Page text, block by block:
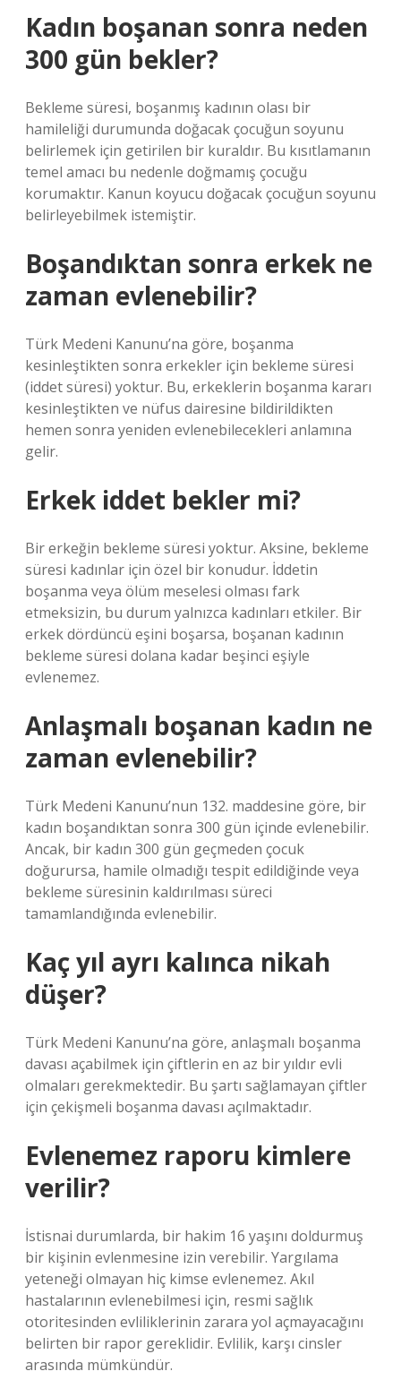
Kadın boşanan sonra neden
300 gün bekler?
Bekleme süresi, boşanmış kadının olası bir
hamileliği durumunda doğacak çocuğun soyunu
belirlemek için getirilen bir kuraldır. Bu kısıtlamanın
temel amacı bu nedenle doğmamış çocuğu
korumaktır. Kanun koyucu doğacak çocuğun soyunu
belirleyebilmek istemiştir.
Boşandıktan sonra erkek ne
zaman evlenebilir?
Türk Medeni Kanunu’na göre, boşanma
kesinleştikten sonra erkekler için bekleme süresi
(iddet süresi) yoktur. Bu, erkeklerin boşanma kararı
kesinleştikten ve nüfus dairesine bildirildikten
hemen sonra yeniden evlenebilecekleri anlamına
gelir.
Erkek iddet bekler mi?
Bir erkeğin bekleme süresi yoktur. Aksine, bekleme
süresi kadınlar için özel bir konudur. İddetin
boşanma veya ölüm meselesi olması fark
etmeksizin, bu durum yalnızca kadınları etkiler. Bir
erkek dördüncü eşini boşarsa, boşanan kadının
bekleme süresi dolana kadar beşinci eşiyle
evlenemez.
Anlaşmalı boşanan kadın ne
zaman evlenebilir?
Türk Medeni Kanunu’nun 132. maddesine göre, bir
kadın boşandıktan sonra 300 gün içinde evlenebilir.
Ancak, bir kadın 300 gün geçmeden çocuk
doğurursa, hamile olmadığı tespit edildiğinde veya
bekleme süresinin kaldırılması süreci
tamamlandığında evlenebilir.
Kaç yıl ayrı kalınca nikah
düşer?
Türk Medeni Kanunu’na göre, anlaşmalı boşanma
davası açabilmek için çiftlerin en az bir yıldır evli
olmaları gerekmektedir. Bu şartı sağlamayan çiftler
için çekişmeli boşanma davası açılmaktadır.
Evlenemez raporu kimlere
verilir?
İstisnai durumlarda, bir hakim 16 yaşını doldurmuş
bir kişinin evlenmesine izin verebilir. Yargılama
yeteneği olmayan hiç kimse evlenemez. Akıl
hastalarının evlenebilmesi için, resmi sağlık
otoritesinden evliliklerinin zarara yol açmayacağını
belirten bir rapor gereklidir. Evlilik, karşı cinsler
arasında mümkündür.